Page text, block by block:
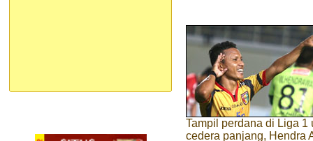
Tampil perdana di Liga 1
cedera panjang, Hendra